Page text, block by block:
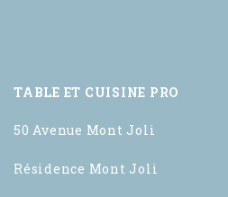
TABLE ET CUISINE PRO
50 Avenue Mont Joli
Résidence Mont Joli